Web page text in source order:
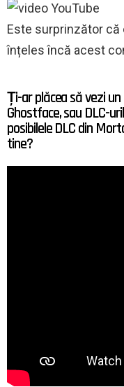
Este surprinzător că
înțeles încă acest
Ți-ar plăcea să vezi
Ghostface, sau DLC-
posibilele DLC din
tine?